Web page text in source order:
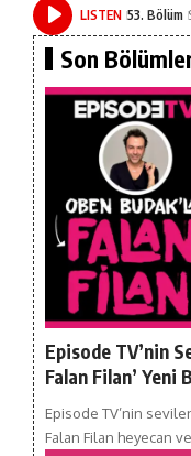
LISTEN 53. Bölüm
Son
Episode TV’nin
Falan Filan’ Yeni
Episode TV’nin
Falan Filan heyecan